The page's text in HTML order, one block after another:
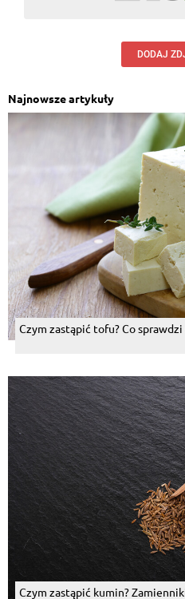
DODAJ
Najnowsze artykuły
Czym zastąpić tofu? Co
Czym zastąpić kumin?